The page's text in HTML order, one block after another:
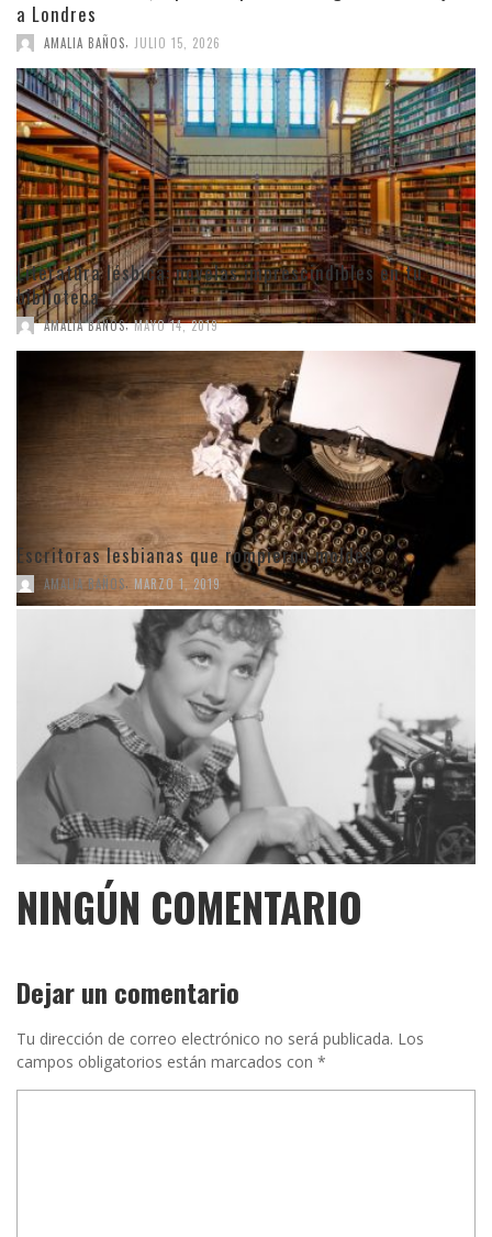
a Londres
AMALIA BAÑOS JULIO 15, 2026
Literatura lésbica: novelas imprescindibles en tu
biblioteca
AMALIA BAÑOS, MAYO 14, 2019
Escritoras lesbianas que rompieron moldes
AMALIA BAÑOS MARZO 1, 2019
NINGÚN COMENTARIO
Dejar un comentario
Tu dirección de correo electrónico no será publicada. Los
campos obligatorios están marcados con *